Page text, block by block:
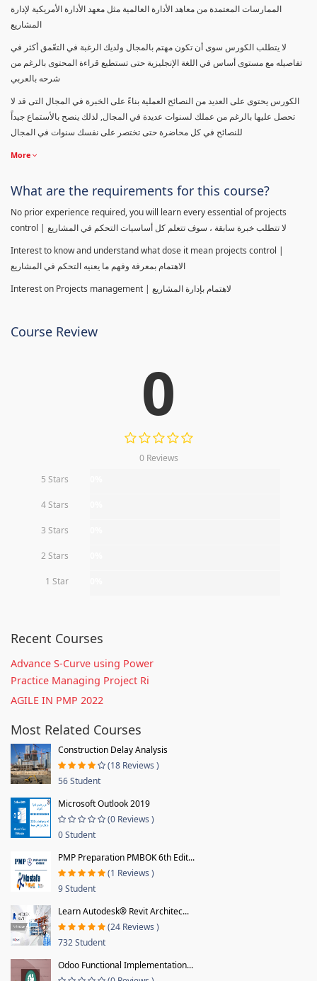
الممارسات المعتمدة من معاهد الأدارة العالمية مثل معهد الأدارة الأمريكية لإدارة
المشاريع
لا يتطلب الكورس سوى أن تكون مهتم بالمجال ولديك الرغبة في التعّمق أكثر في
تفاصيله مع مستوى أساس في اللغة الإنجليزية حتى تستطيع قراءة المحتوى بالرغم من
شرحه بالعربي
الكورس يحتوى على العديد من النصائح العملية بناءً على الخبرة في المجال التى قد لا
تحصل عليها بالرغم من عملك لسنوات عديدة في المجال, لذلك ينصح بالأستماع جيداً
للنصائح في كل محاضرة حتى تختصر على نفسك سنوات في المجال
More
What are the requirements for this course?
No prior experience required, you will learn every essential of projects
control | لا تتطلب خبرة سابقة ، سوف تتعلم كل أساسيات التحكم في المشاريع
Interest to know and understand what dose it mean projects control |
الاهتمام بمعرفة وفهم ما يعنيه التحكم في المشاريع
Interest on Projects management | لاهتمام بإدارة المشاريع
Course Review
0
0 Reviews
5 Stars
4 Stars
3 Stars
2 Stars
1 Star
Recent Courses
Advance S-Curve using Power
Practice Managing Project Ri
AGILE IN PMP 2022
Most Related Courses
Construction Delay Analysis
(18 Reviews )
56 Student
Microsoft Outlook 2019
(0 Reviews )
0 Student
PMP Preparation PMBOK 6th Edit...
(1 Reviews )
9 Student
Learn Autodesk® Revit Architec...
(24 Reviews )
732 Student
Odoo Functional Implementation...